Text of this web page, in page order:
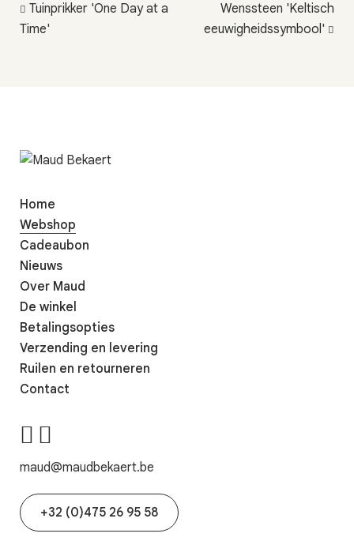
Tuinprikker 'One Day at a
Time'
Wenssteen 'Keltisch
eeuwigheidssymbool'
Home
Webshop
Cadeaubon
Nieuws
Over Maud
De winkel
Betalingsopties
Verzending en levering
Ruilen en retourneren
Contact
maud@maudbekaert.be
+32 (0)475 26 95 58